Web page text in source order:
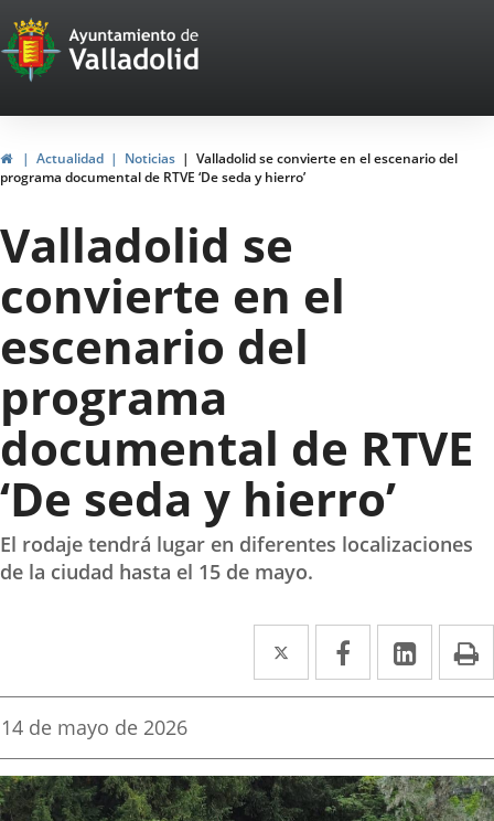
Portal
Web
del
Ayuntamiento
de
Valladolid
InicioActualidad Noticias
Valladolid se convierte en el escenario del
programa documental de RTVE ‘De seda y hierro’
Valladolid se
convierte en el
escenario del
programa
documental de RTVE
‘De seda y hierro’
El rodaje tendrá lugar en diferentes localizaciones
de la ciudad hasta el 15 de mayo.
Twitter
Enlace
a
aplicación
externa.
Facebook
Enlace
a
aplicación
externa.
Enlace
a
Fecha
la
noticia
14 de mayo de 2026